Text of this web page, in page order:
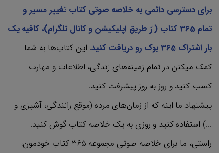
برای دسترسی دائمی به خلاصه صوتی کتاب تغییر مسیر و
تمام 365 کتاب‌ (از طریق اپلیکیشن و کانال تلگرام)، کافیه یک
بار اشتراک 365 بوک رو دریافت کنید
. این کتاب‌ها به شما
کمک میکنن در تمام زمینه‌های زندگی، اطلاعات و مهارت
کسب کنید و روز به روز پیشرفت کنید.
پیشنهاد ما اینه که از زمان‌های مرده (موقع رانندگی، آشپزی و
...) استفاده کنید و روزی به یک خلاصه کتاب گوش کنید.
راستی، ما برای خلاصه صوتی مجموعه 365 کتاب‌ خودمون،